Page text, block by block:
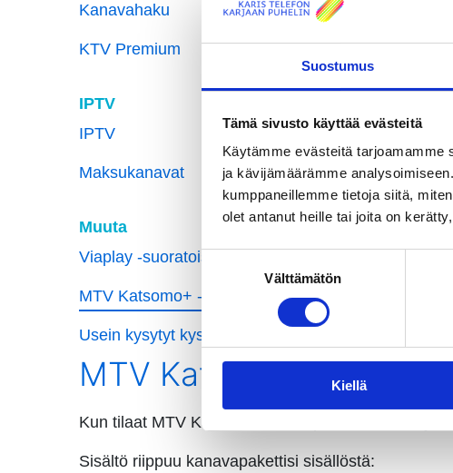
Suostumus
Tämä sivusto käyttää evästeitä
Käytämme evästeitä tarjoamamme
ja kävijämäärämme
kumppaneillemme tietoja siitä,
olet antanut heille tai joita on
Suostumuksen
Välttämätön
Kiellä
Kanavahaku
KTV Premium
IPTV
IPTV
Maksukanavat
Muuta
Viaplay -suoratoistopalvelu
MTV Katsomo+ -suoratoistopalvelu
Usein kysytyt kysymykset
MTV Katsomo+ -
Kun tilaat MTV Katsomo-kanavapaketin, saat
Sisältö riippuu kanavapakettisi sisällöstä: